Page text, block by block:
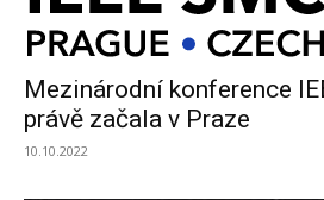
Mezinárodní konference
právě začala v Praze
10.10.2022